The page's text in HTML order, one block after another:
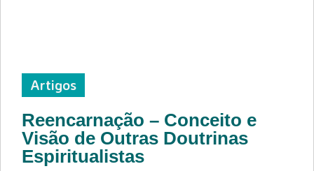
Artigos
Reencarnação – Conceito e
Visão de Outras Doutrinas
Espiritualistas